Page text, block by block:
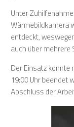
Unter
Wärmebildkamera
entdeckt,
auch über mehrere
Der Einsatz konnte
19:00 Uhr beendet
Abschluss der